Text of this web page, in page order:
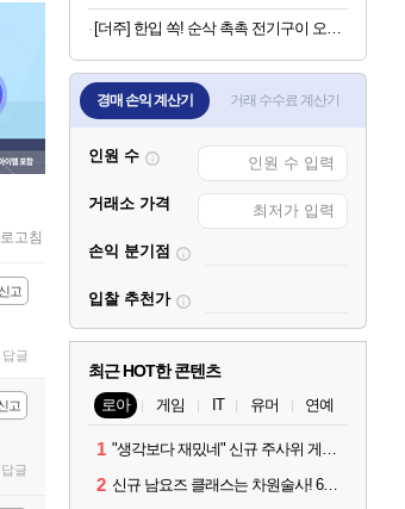
고침
고
답글
고
답글
[더주] 한입 쏙! 순삭 촉촉 전기구이 오다리 180g (50-60미)
경매 손익 계산기 거래 수수료 계산기
인원 수
거래소 가격
손익 분기점
입찰 추천가
최근 HOT한 콘텐츠
로아 게임 IT 유머 연예
1 "생각보다 재밌네" 신규 주사위 게임 티카투카 호평
2 신규 남요즈 클래스는 차원술사! 6월 20일 로아온 썸머 정리